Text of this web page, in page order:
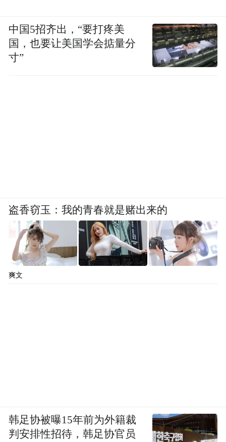
中国5招齐出，“要打疼美
国，也要让美国学会掂量分
寸”
盗香窃玉：我的青春就是赌出来的
爽文
韩足协被曝15年前为外籍裁
判安排性招待，韩足协官员